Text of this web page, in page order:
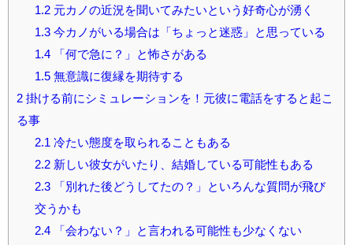
1.2元カノの近況を聞いてみたいという好奇心が湧く
1.3今カノがいる場合は「ちょっと迷惑」と思っている
1.4「何で急に？」と怖さがある
1.5無意識に復縁を期待する
2 掛ける前にシミュレーションを！元彼に電話をすると起こ
る事
2.1 冷たい態度を取られることもある
2.2新しい彼女がいたり、結婚している可能性もある
2.3「別れた後どうしてたの？」といろんな質問が飛び
交うかも
2.4「会わない？」と言われる可能性も少なくない